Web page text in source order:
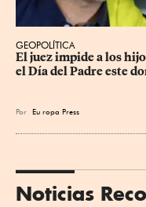
GEOPOLÍTICA
El juez impide a los
el Día del Padre este
Por Eu ropa Press
Noticias